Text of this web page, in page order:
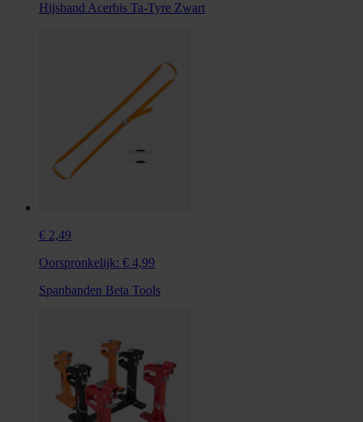
Hijsband Acerbis Ta-Tyre Zwart
€ 2,49
Oorspronkelijk: € 4,99
Spanbanden Beta Tools